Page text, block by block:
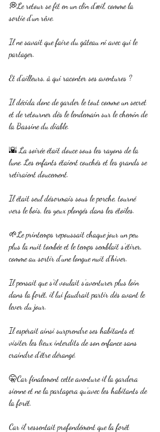
💭Le retour se fit en un clin d’œil, comme la
sortie d’un rêve.
Il ne savait que faire du gâteau ni avec qui le
partager.
Et d’ailleurs, à qui raconter ses aventures ?
Il décida donc de garder le tout comme un secret
et de retourner dès le lendemain sur le chemin de
la Bassine du diable.
🌇 La soirée était douce sous les rayons de la
lune. Les enfants étaient couchés et les grands se
retiraient doucement.
Il était seul désormais sous le porche, tourné
vers le bois, les yeux plongés dans les étoiles.
🌱Le printemps repoussait chaque jour un peu
plus la nuit tombée et le temps semblait s’étirer,
comme au sortir d’une longue nuit d’hiver.
Il pensait que s’il voulait s’aventurer plus loin
dans la forêt, il lui faudrait partir dès avant le
lever du jour.
Il espérait ainsi surprendre ses habitants et
visiter les lieux interdits de son enfance sans
craindre d’être dérangé.
🤫Car finalement cette aventure il la gardera
sienne et ne la partagera qu’avec les habitants de
la forêt.
Car il ressentait profondément que la forêt